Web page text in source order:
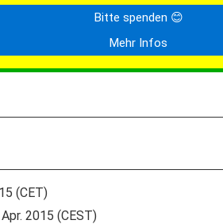
Bitte spenden 😊
Mehr Infos
(CET)
2015 (CEST)